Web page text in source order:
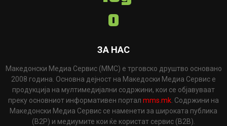
ЗА НАС
Македонски Медиа Сервис (ММС) е трговско друштво основано
2008 година. Основна дејност на Македоски Медиа Сервис е
продукција на мултимедијални содржини, кои се објавуваат
преку основниот информативен портал mms.mk. Содржини на
Македонски Медиа Сервис се наменети за широката публика
(B2P) и медиумите кои ќе користат сервис (B2B).